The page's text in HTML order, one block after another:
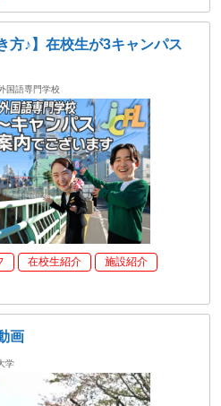
方♪】在校生が3キャンパス
国語専門学校
在校生紹介
施設紹介
画
学